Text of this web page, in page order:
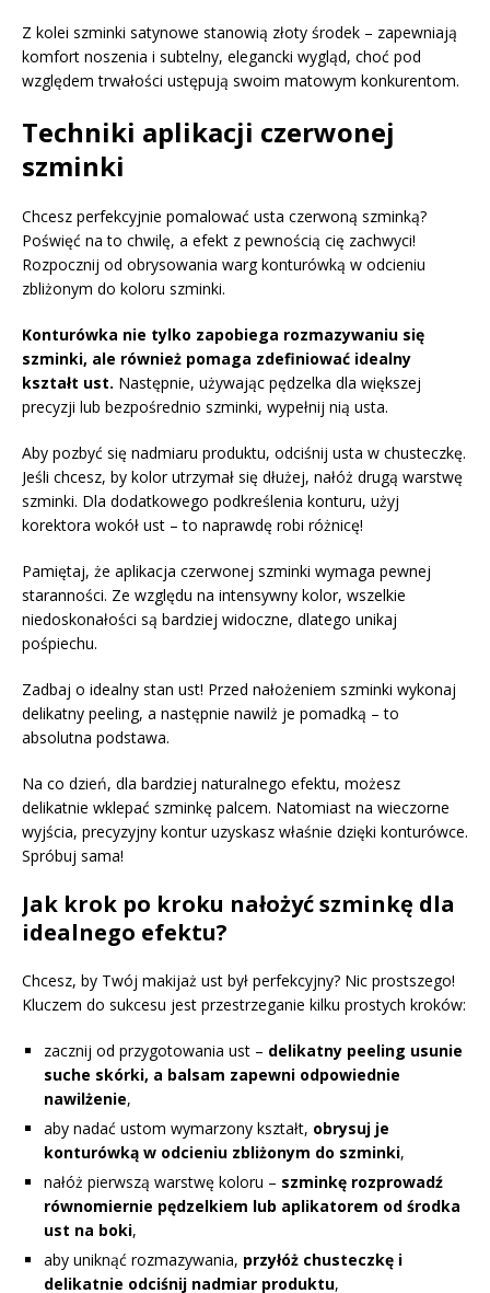
Z kolei szminki satynowe stanowią złoty środek – zapewniają
komfort noszenia i subtelny, elegancki wygląd, choć pod
względem trwałości ustępują swoim matowym konkurentom.
Techniki aplikacji czerwonej
szminki
Chcesz perfekcyjnie pomalować usta czerwoną szminką?
Poświęć na to chwilę, a efekt z pewnością cię zachwyci!
Rozpocznij od obrysowania warg konturówką w odcieniu
zbliżonym do koloru szminki.
Konturówka nie tylko zapobiega rozmazywaniu się
szminki, ale również pomaga zdefiniować idealny
kształt ust. Następnie, używając pędzelka dla większej
precyzji lub bezpośrednio szminki, wypełnij nią usta.
Aby pozbyć się nadmiaru produktu, odciśnij usta w chusteczkę.
Jeśli chcesz, by kolor utrzymał się dłużej, nałóż drugą warstwę
szminki. Dla dodatkowego podkreślenia konturu, użyj
korektora wokół ust – to naprawdę robi różnicę!
Pamiętaj, że aplikacja czerwonej szminki wymaga pewnej
staranności. Ze względu na intensywny kolor, wszelkie
niedoskonałości są bardziej widoczne, dlatego unikaj
pośpiechu.
Zadbaj o idealny stan ust! Przed nałożeniem szminki wykonaj
delikatny peeling, a następnie nawilż je pomadką – to
absolutna podstawa.
Na co dzień, dla bardziej naturalnego efektu, możesz
delikatnie wklepać szminkę palcem. Natomiast na wieczorne
wyjścia, precyzyjny kontur uzyskasz właśnie dzięki konturówce.
Spróbuj sama!
Jak krok po kroku nałożyć szminkę dla
idealnego efektu?
Chcesz, by Twój makijaż ust był perfekcyjny? Nic prostszego!
Kluczem do sukcesu jest przestrzeganie kilku prostych kroków:
zacznij od przygotowania ust – delikatny peeling usunie
suche skórki, a balsam zapewni odpowiednie
nawilżenie,
aby nadać ustom wymarzony kształt, obrysuj je
konturówką w odcieniu zbliżonym do szminki,
nałóż pierwszą warstwę koloru – szminkę rozprowadź
równomiernie pędzelkiem lub aplikatorem od środka
ust na boki,
aby uniknąć rozmazywania, przyłóż chusteczkę i
delikatnie odciśnij nadmiar produktu,